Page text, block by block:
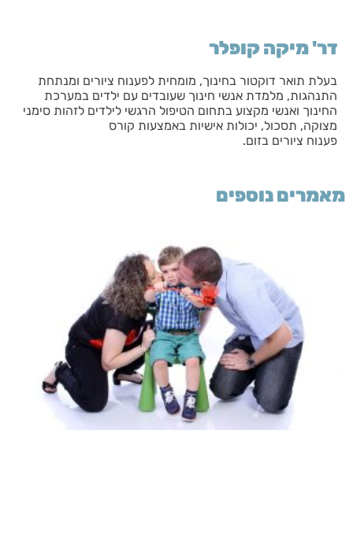
דר' מיקה קופלר
בעלת תואר דוקטור בחינוך, מומחית לפענוח ציורים ומנתחת
התנהגות, מלמדת אנשי חינוך שעובדים עם ילדים במערכת
החינוך ואנשי מקצוע בתחום הטיפול הרגשי לילדים לזהות סימני
מצוקה, תסכול, יכולות אישיות באמצעות קורס
פענוח ציורים בזום.
מאמרים נוספים